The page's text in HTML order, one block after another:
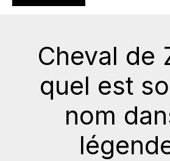
Cheval de
quel est
nom